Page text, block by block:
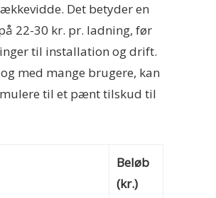
Det betyder en
22-30 kr. pr. ladning, før
til installation og drift.
med mange brugere, kan
til et pænt tilskud til
Beløb
(kr.)